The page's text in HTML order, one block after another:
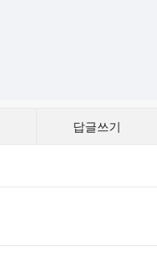
답글쓰기